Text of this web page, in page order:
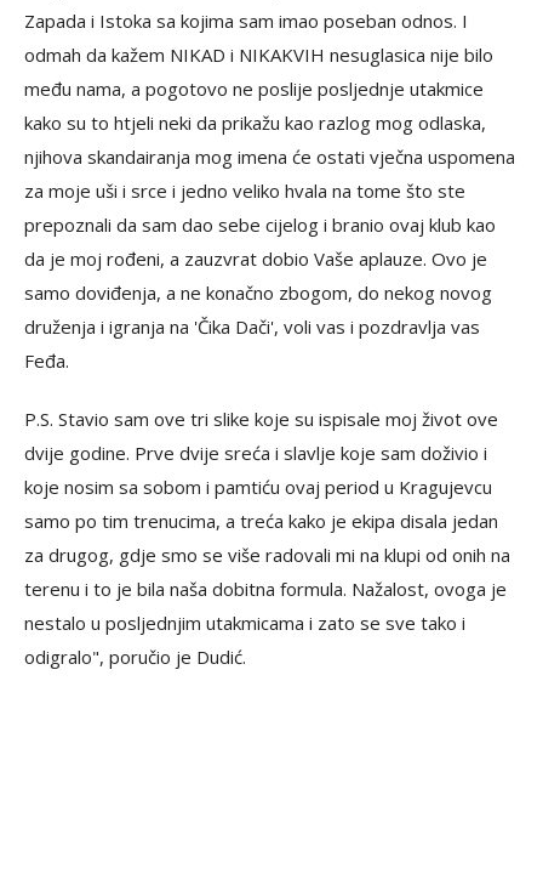
Zapada i Istoka sa kojima sam imao poseban odnos. I
odmah da kažem NIKAD i NIKAKVIH nesuglasica nije bilo
među nama, a pogotovo ne poslije posljednje utakmice
kako su to htjeli neki da prikažu kao razlog mog odlaska,
njihova skandairanja mog imena će ostati vječna uspomena
za moje uši i srce i jedno veliko hvala na tome što ste
prepoznali da sam dao sebe cijelog i branio ovaj klub kao
da je moj rođeni, a zauzvrat dobio Vaše aplauze. Ovo je
samo doviđenja, a ne konačno zbogom, do nekog novog
druženja i igranja na 'Čika Dači', voli vas i pozdravlja vas
Feđa.
P.S. Stavio sam ove tri slike koje su ispisale moj život ove
dvije godine. Prve dvije sreća i slavlje koje sam doživio i
koje nosim sa sobom i pamtiću ovaj period u Kragujevcu
samo po tim trenucima, a treća kako je ekipa disala jedan
za drugog, gdje smo se više radovali mi na klupi od onih na
terenu i to je bila naša dobitna formula. Nažalost, ovoga je
nestalo u posljednjim utakmicama i zato se sve tako i
odigralo", poručio je Dudić.